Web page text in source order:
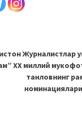
Журналистлар
ХХ миллий
танловнинг